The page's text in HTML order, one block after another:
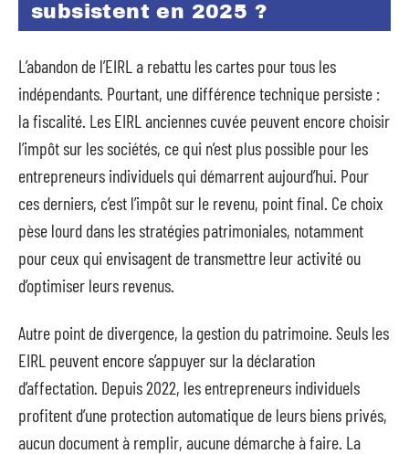
subsistent en 2025 ?
L’abandon de l’EIRL a rebattu les cartes pour tous les
indépendants. Pourtant, une différence technique persiste :
la fiscalité. Les EIRL anciennes cuvée peuvent encore choisir
l’impôt sur les sociétés, ce qui n’est plus possible pour les
entrepreneurs individuels qui démarrent aujourd’hui. Pour
ces derniers, c’est l’impôt sur le revenu, point final. Ce choix
pèse lourd dans les stratégies patrimoniales, notamment
pour ceux qui envisagent de transmettre leur activité ou
d’optimiser leurs revenus.
Autre point de divergence, la gestion du patrimoine. Seuls les
EIRL peuvent encore s’appuyer sur la déclaration
d’affectation. Depuis 2022, les entrepreneurs individuels
profitent d’une protection automatique de leurs biens privés,
aucun document à remplir, aucune démarche à faire. La